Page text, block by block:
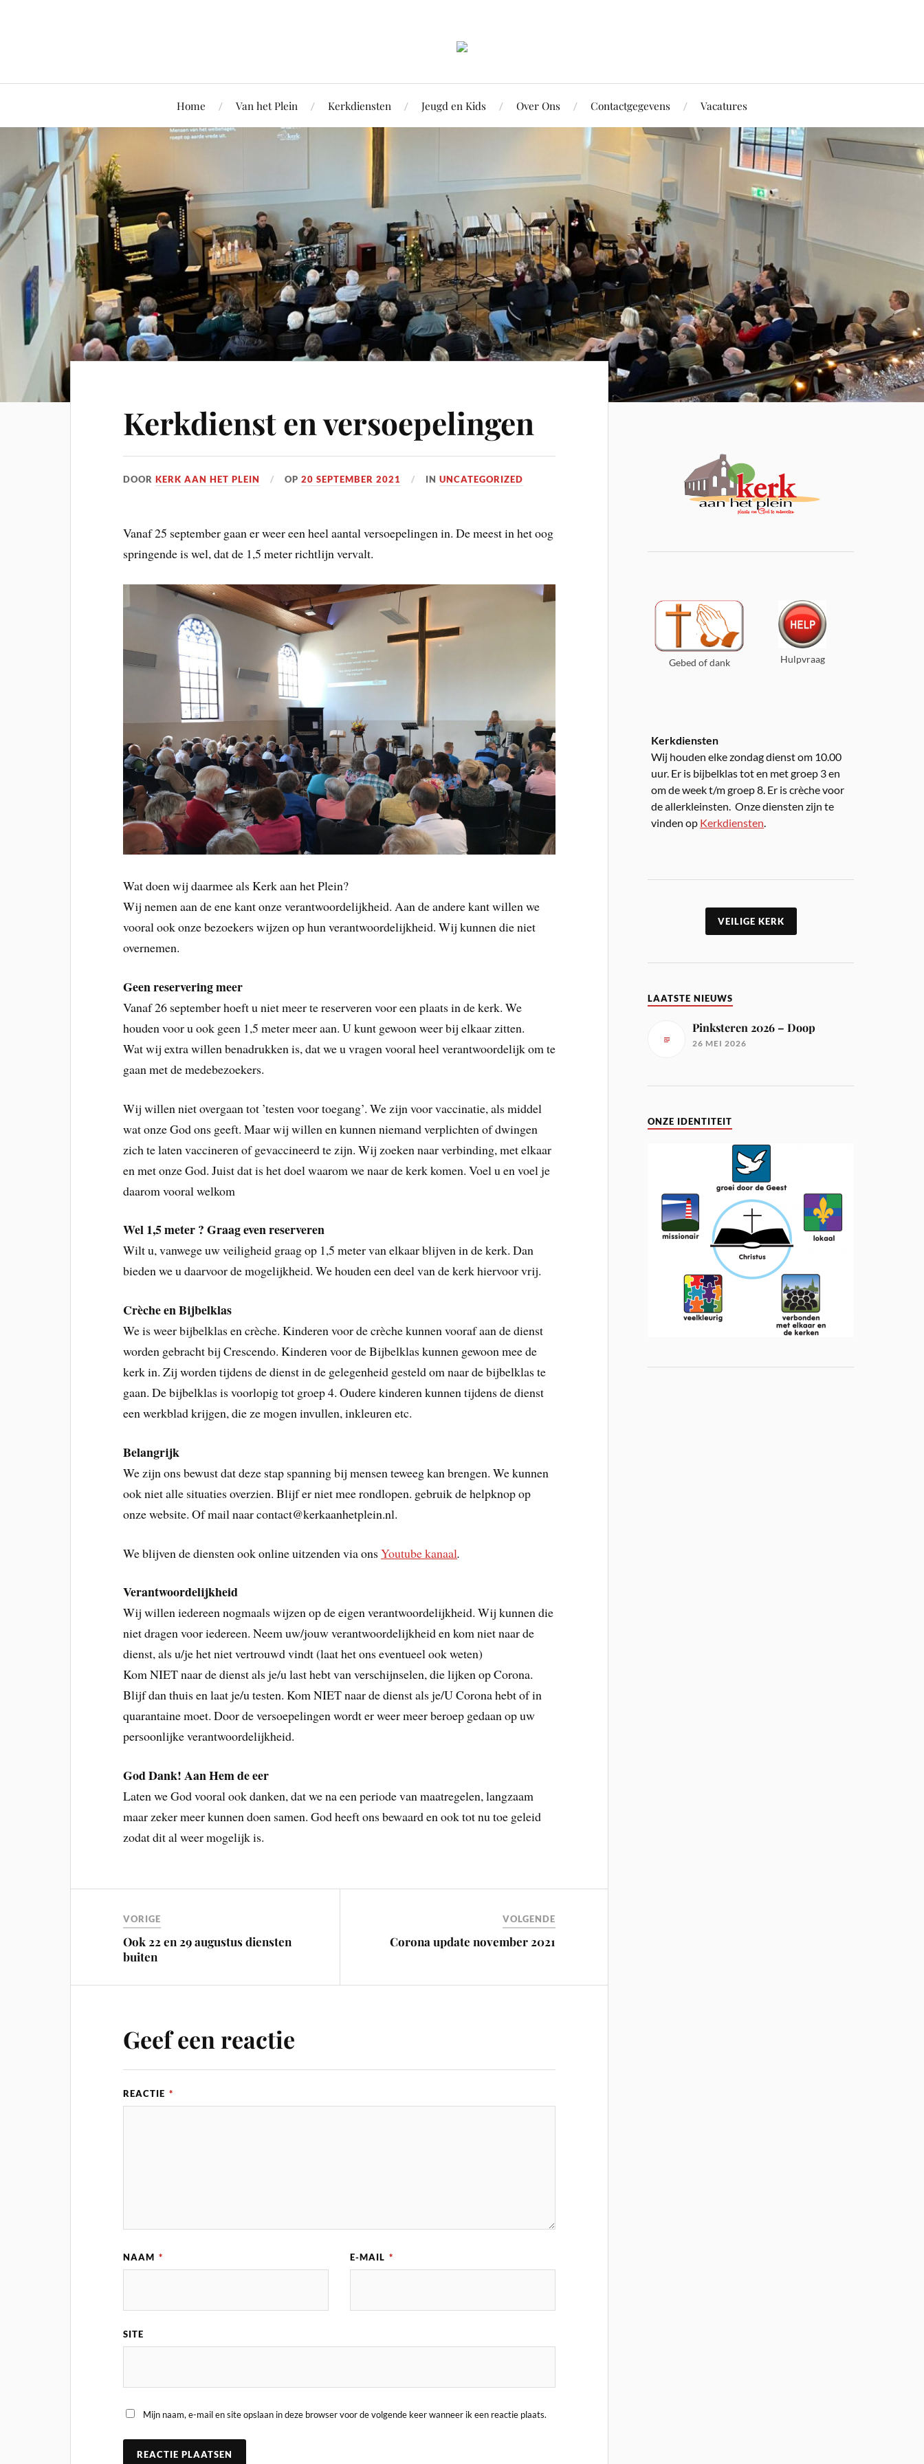
Home Van het Plein Kerkdiensten Jeugd en Kids Over Ons Contactgegevens Vacatures
Kerkdienst en versoepelingen
DOORKERK AAN HET PLEIN OP20 SEPTEMBER 2021 INUNCATEGORIZED
Vanaf 25 september gaan er weer een heel aantal versoepelingen in. De meest in het oog
springende is wel, dat de 1,5 meter richtlijn vervalt.
Wat doen wij daarmee als Kerk aan het Plein?
Wij nemen aan de ene kant onze verantwoordelijkheid. Aan de andere kant willen we
vooral ook onze bezoekers wijzen op hun verantwoordelijkheid. Wij kunnen die niet
overnemen.
Geen reservering meer
Vanaf 26 september hoeft u niet meer te reserveren voor een plaats in de kerk. We
houden voor u ook geen 1,5 meter meer aan. U kunt gewoon weer bij elkaar zitten.
Wat wij extra willen benadrukken is, dat we u vragen vooral heel verantwoordelijk om te
gaan met de medebezoekers.
Wij willen niet overgaan tot ’testen voor toegang’. We zijn voor vaccinatie, als middel
wat onze God ons geeft. Maar wij willen en kunnen niemand verplichten of dwingen
zich te laten vaccineren of gevaccineerd te zijn. Wij zoeken naar verbinding, met elkaar
en met onze God. Juist dat is het doel waarom we naar de kerk komen. Voel u en voel je
daarom vooral welkom
Wel 1,5 meter ? Graag even reserveren
Wilt u, vanwege uw veiligheid graag op 1,5 meter van elkaar blijven in de kerk. Dan
bieden we u daarvoor de mogelijkheid. We houden een deel van de kerk hiervoor vrij.
Crèche en Bijbelklas
We is weer bijbelklas en crèche. Kinderen voor de crèche kunnen vooraf aan de dienst
worden gebracht bij Crescendo. Kinderen voor de Bijbelklas kunnen gewoon mee de
kerk in. Zij worden tijdens de dienst in de gelegenheid gesteld om naar de bijbelklas te
gaan. De bijbelklas is voorlopig tot groep 4. Oudere kinderen kunnen tijdens de dienst
een werkblad krijgen, die ze mogen invullen, inkleuren etc.
Belangrijk
We zijn ons bewust dat deze stap spanning bij mensen teweeg kan brengen. We kunnen
ook niet alle situaties overzien. Blijf er niet mee rondlopen. gebruik de helpknop op
onze website. Of mail naar contact@kerkaanhetplein.nl.
We blijven de diensten ook online uitzenden via onsYoutube kanaal.
Verantwoordelijkheid
Wij willen iedereen nogmaals wijzen op de eigen verantwoordelijkheid. Wij kunnen die
niet dragen voor iedereen. Neem uw/jouw verantwoordelijkheid en kom niet naar de
dienst, als u/je het niet vertrouwd vindt (laat het ons eventueel ook weten)
Kom NIET naar de dienst als je/u last hebt van verschijnselen, die lijken op Corona.
Blijf dan thuis en laat je/u testen. Kom NIET naar de dienst als je/U Corona hebt of in
quarantaine moet. Door de versoepelingen wordt er weer meer beroep gedaan op uw
persoonlijke verantwoordelijkheid.
God Dank! Aan Hem de eer
Laten we God vooral ook danken, dat we na een periode van maatregelen, langzaam
maar zeker meer kunnen doen samen. God heeft ons bewaard en ook tot nu toe geleid
zodat dit al weer mogelijk is.
VORIGE
Ook 22 en 29 augustus diensten
buiten
VOLGENDE
Corona update november 2021
Geef een reactie
REACTIE *
NAAM * E-MAIL *
SITE
Mijn naam, e-mail en site opslaan in deze browser voor de volgende keer wanneer ik een reactie plaats.
Gebed of dank Hulpvraag
Kerkdiensten
Wij houden elke zondag dienst om 10.00
uur. Er is bijbelklas tot en met groep 3 en
om de week t/m groep 8. Er is crèche voor
de allerkleinsten. Onze diensten zijn te
vinden op Kerkdiensten.
VEILIGE KERK
LAATSTE NIEUWS
Pinksteren 2026 – Doop
26 MEI 2026
ONZE IDENTITEIT